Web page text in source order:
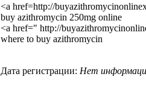
<a href=http://
buy azithromycin 250mg online
<a href=" http://
where to buy azithromycin
Дата регистрации: Нет